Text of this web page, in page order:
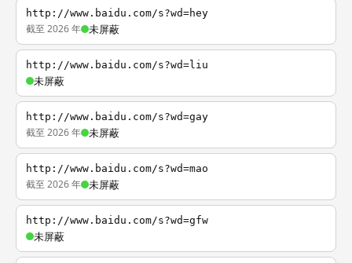
http://www.baidu.com/s?wd=hey
截至 2026 年 未屏蔽
http://www.baidu.com/s?wd=liu
未屏蔽
http://www.baidu.com/s?wd=gay
截至 2026 年 未屏蔽
http://www.baidu.com/s?wd=mao
截至 2026 年 未屏蔽
http://www.baidu.com/s?wd=gfw
未屏蔽